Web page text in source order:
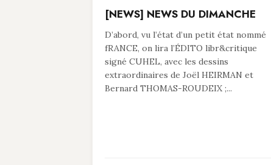
[NEWS] NEWS DU DIMANCHE
D’abord, vu l’état d’un petit état nommé
fRANCE, on lira l’ÉDITO libr&critique
signé CUHEL, avec les dessins
extraordinaires de Joël HEIRMAN et
Bernard THOMAS-ROUDEIX ;...